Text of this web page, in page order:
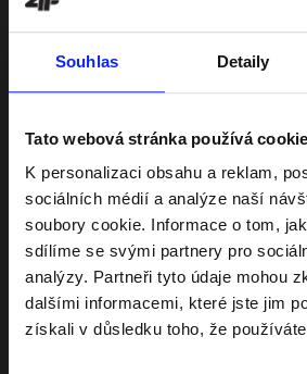
Souhlas Detaily
Tato webová stránka používá
K personalizaci obsahu a reklam,
sociálních médií a analýze naší
soubory cookie. Informace o tom,
sdílíme se svými partnery pro
analýzy. Partneři tyto údaje mohou
dalšími informacemi, které jste jim
získali v důsledku toho, že